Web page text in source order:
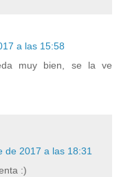
a las 15:58
muy bien, se la ve
de 2017 a las 18:31
:)